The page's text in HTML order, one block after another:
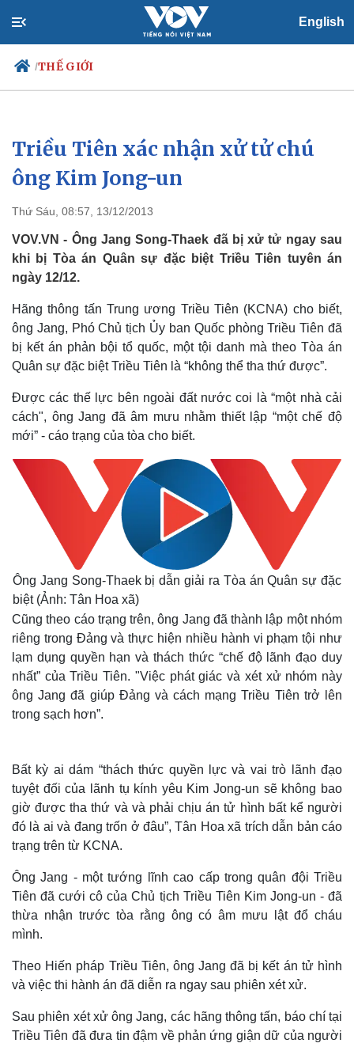
English
/THẾ GIỚI
Chính trị
Đảng
Tổ chức nhân sự
Nhận diện sự thật
Xã hội
Việc làm
Biển đảo
Triều Tiên xác nhận xử tử chú
ông Kim Jong-un
Thứ Sáu, 08:57, 13/12/2013
VOV.VN - Ông Jang Song-Thaek đã bị xử tử ngay sau
khi bị Tòa án Quân sự đặc biệt Triều Tiên tuyên án
ngày 12/12.
Hãng thông tấn Trung ương Triều Tiên (KCNA) cho biết,
ông Jang, Phó Chủ tịch Ủy ban Quốc phòng Triều Tiên đã
bị kết án phản bội tổ quốc, một tội danh mà theo Tòa án
Quân sự đặc biệt Triều Tiên là “không thể tha thứ được”.
Được các thế lực bên ngoài đất nước coi là “một nhà cải
cách", ông Jang đã âm mưu nhằm thiết lập “một chế độ
mới” - cáo trạng của tòa cho biết.
Ông Jang Song-Thaek bị dẫn giải ra Tòa án Quân sự đặc
biệt (Ảnh: Tân Hoa xã)
Cũng theo cáo trạng trên, ông Jang đã thành lập một nhóm
riêng trong Đảng và thực hiện nhiều hành vi phạm tội như
lạm dụng quyền hạn và thách thức “chế độ lãnh đạo duy
nhất” của Triều Tiên. "Việc phát giác và xét xử nhóm này
ông Jang đã giúp Đảng và cách mạng Triều Tiên trở lên
trong sạch hơn”.
Bất kỳ ai dám “thách thức quyền lực và vai trò lãnh đạo
tuyệt đối của lãnh tụ kính yêu Kim Jong-un sẽ không bao
giờ được tha thứ và và phải chịu án tử hình bất kể người
đó là ai và đang trốn ở đâu”, Tân Hoa xã trích dẫn bản cáo
trạng trên từ KCNA.
Ông Jang - một tướng lĩnh cao cấp trong quân đội Triều
Tiên đã cưới cô của Chủ tịch Triều Tiên Kim Jong-un - đã
thừa nhận trước tòa rằng ông có âm mưu lật đổ cháu
mình.
Theo Hiến pháp Triều Tiên, ông Jang đã bị kết án tử hình
và việc thi hành án đã diễn ra ngay sau phiên xét xử.
Sau phiên xét xử ông Jang, các hãng thông tấn, báo chí tại
Triều Tiên đã đưa tin đậm về phản ứng giận dữ của người